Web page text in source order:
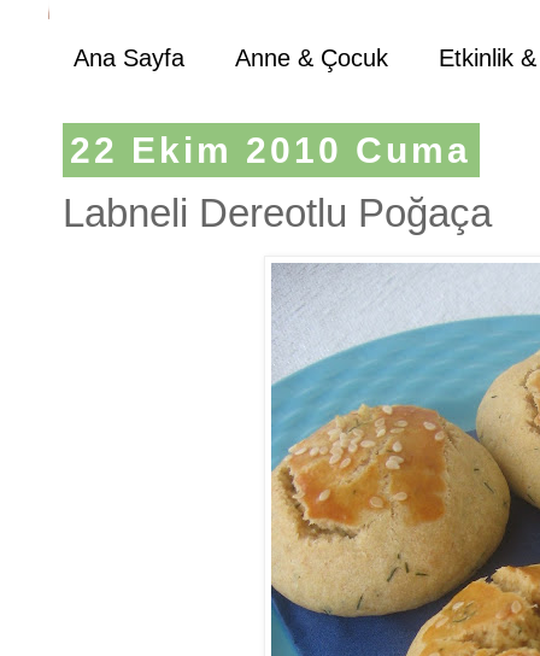
Ana Sayfa Anne & Çocuk Etkinlik
22 Ekim 2010 Cuma
Labneli Dereotlu Poğaça